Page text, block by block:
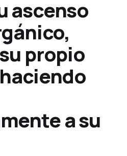
ascenso
propio
a su